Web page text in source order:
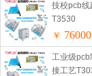
技校pcb线
T3530
￥
工业级pcb
接工艺